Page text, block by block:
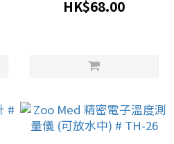
HK$68.00